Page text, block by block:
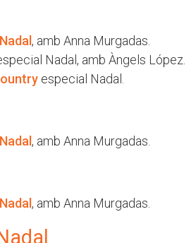
, amb Anna Murgadas.
Nadal, amb Àngels López.
especial Nadal.
, amb Anna Murgadas.
, amb Anna Murgadas.